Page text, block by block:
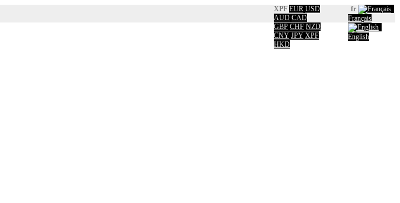
fr
Français
English
XPF EUR USD
AUD CAD
GBP CHF NZD
CNY JPY XPF
HKD